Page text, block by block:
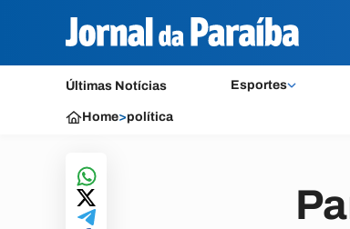
Últimas Notícias Esportes
Home>política